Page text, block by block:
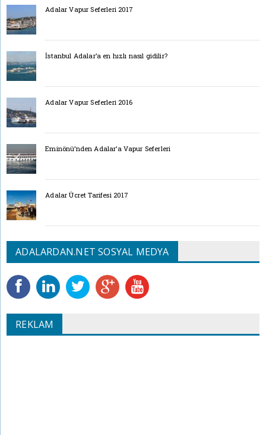
Adalar Vapur Seferleri 2017
İstanbul Adalar’a en hızlı nasıl gidilir?
Adalar Vapur Seferleri 2016
Eminönü’nden Adalar’a Vapur Seferleri
Adalar Ücret Tarifesi 2017
ADALARDAN.NET SOSYAL MEDYA
REKLAM